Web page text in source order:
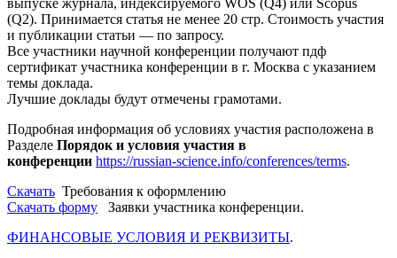
(Q2). Принимается статья не менее 20 стр. Стоимость участия
и публикации статьи — по запросу.
Все участники научной конференции получают пдф
сертификат участника конференции в г. Москва с указанием
темы доклада.
Лучшие доклады будут отмечены грамотами.
Подробная информация об условиях участия расположена в
Разделе Порядок и условия участия в
конференции https://russian-science.info/conferences/terms.
Скачать Требования к оформлению
Скачать форму Заявки участника конференции.
ФИНАНСОВЫЕ УСЛОВИЯ И РЕКВИЗИТЫ.